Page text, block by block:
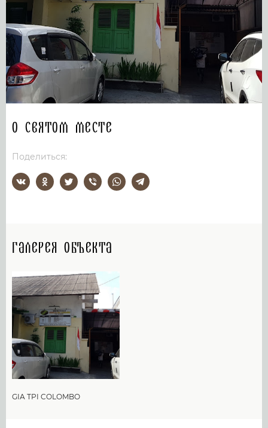
О святом месте
Поделиться:
Галерея объекта
GIA TPI COLOMBO